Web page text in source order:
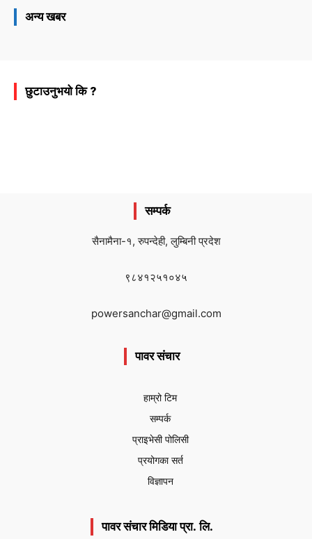
अन्य खबर
छुटाउनुभयो कि ?
सम्पर्क
सैनामैना-१, रुपन्देही, लुम्बिनी प्रदेश
९८४१२५१०४५
powersanchar@gmail.com
पावर संचार
हाम्रो टिम
सम्पर्क
प्राइभेसी पोलिसी
प्रयोगका सर्त
विज्ञापन
पावर संचार मिडिया प्रा. लि.